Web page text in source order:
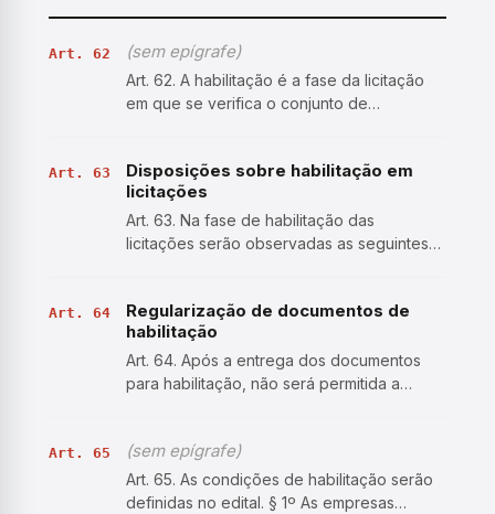
Art. 62 (sem epígrafe)
Art. 62. A habilitação é a fase da licitação
em que se verifica o conjunto de
do licitante de realizar o objeto da licitação,
dividindo-se e…
Art. 63
Disposições sobre habilitação em
licitações
Art. 63. Na fase de habilitação das
licitações serão observadas as seguintes
requisitos de habilitação, e o declarante
responderá pela ve…
Art. 64
Regularização de documentos de
habilitação
Art. 64. Após a entrega dos documentos
para habilitação, não será permitida a
para: I - complementação de informações
acerca dos documentos…
Art. 65 (sem epígrafe)
Art. 65. As condições de habilitação serão
definidas no edital. § 1º As empresas